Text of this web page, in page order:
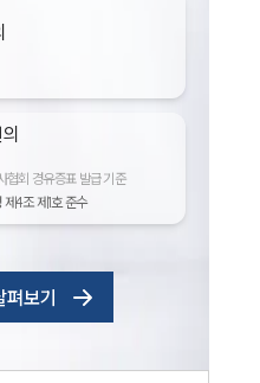
협회 경유증표 발급 기준
4조 제1호 준수
펴보기